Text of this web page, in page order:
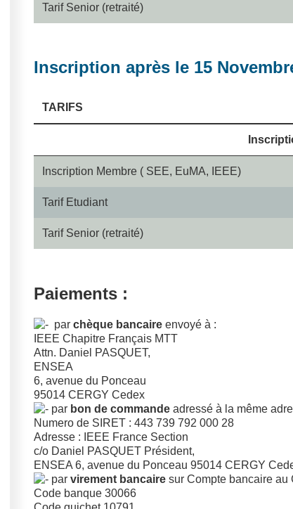
Tarif Senior (retraité)
Inscription après le 15
TARIFS
Inscription Membre ( SEE, EuMA, IEEE)
Tarif Etudiant
Tarif Senior (retraité)
Paiements :
parchèque bancaire envoyé à :
IEEE Chapitre Français MTT
Attn. Daniel PASQUET,
ENSEA
6, avenue du Ponceau
95014 CERGY Cedex
par bon de commande adressé à la même
Numero de SIRET : 443 739 792 000 28
Adresse : IEEE France Section
c/o Daniel PASQUET Président,
ENSEA 6, avenue du Ponceau 95014 CERGY
parvirement bancaire sur Compte bancaire
Code banque 30066